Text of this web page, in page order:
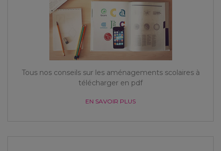
Tous nos conseils sur les aménagements scolaires à
télécharger en pdf
EN SAVOIR PLUS